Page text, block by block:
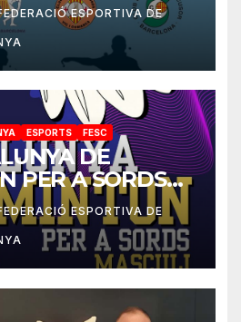
ESPORTIVA DE
ESPORTS FESC
DE
PER A SORDS
ESPORTIVA DE